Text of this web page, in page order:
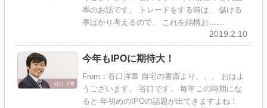
率のお話です。 トレードをする時は、 儲ける
事ばかり考えるので、 これを結構お……
2019.2.10
今年もIPOに期待大！
From：谷口洋章 自宅の書斎より、、、 おはよ
うございます。 谷口です。 毎年この時期にな
ると 年初めのIPOの話題が出てきますよね！